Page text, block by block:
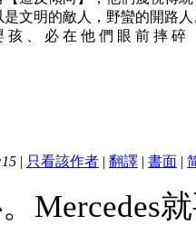
文明的敵人，野蠻的開路人
、 必 在 他 們 眼 前 摔 碎
| 只看該作者 | 翻譯 | 書面 |
Mercedes